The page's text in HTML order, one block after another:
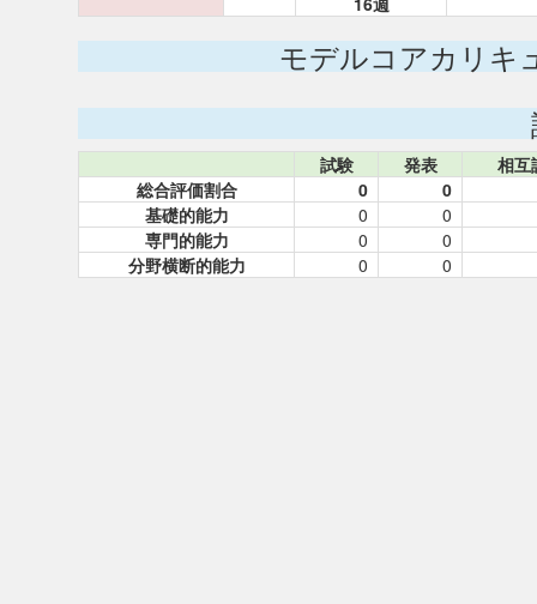
モデルコアカリキ
試験 発表
相互
総合評価割合
0
0
基礎的能力
0
0
専門的能力
0
0
分野横断的能力
0 0